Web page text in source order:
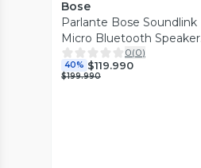
Bose
Parlante Bose Soundlink
Micro Bluetooth Speaker
White Smoke
0(0)
40% $119.990
$199.990